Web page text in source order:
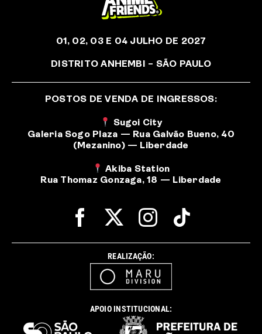
01, 02, 03 E 04 JULHO DE 2027
DISTRITO ANHEMBI – SÃO PAULO
POSTOS DE VENDA DE INGRESSOS:
Sugoi City
Galeria Sogo Plaza — Rua Galvão Bueno, 40
(Mezanino) — Liberdade
Akiba Station
Rua Thomaz Gonzaga, 18 — Liberdade
REALIZAÇÃO:
APOIO INSTITUCIONAL: